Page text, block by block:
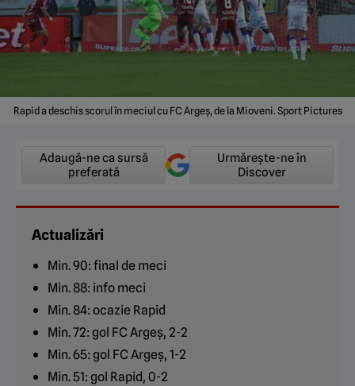
Rapid a deschis scorul în meciul cu FC Argeș, de la Mioveni. Sport Pictures
Adaugă-ne ca sursă
preferată
Urmărește-ne în
Discover
Actualizări
Min. 90: final de meci
Min. 88: info meci
Min. 84: ocazie Rapid
Min. 72: gol FC Argeș, 2-2
Min. 65: gol FC Argeș, 1-2
Min. 51: gol Rapid, 0-2